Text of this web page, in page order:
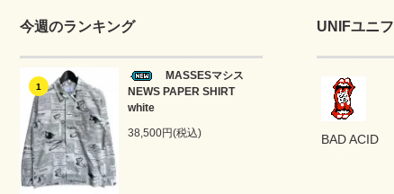
今週のランキング
1
MASSESマシス
NEWS PAPER SHIRT
white
38,500円(税込)
UNIFユニフ
BAD ACID